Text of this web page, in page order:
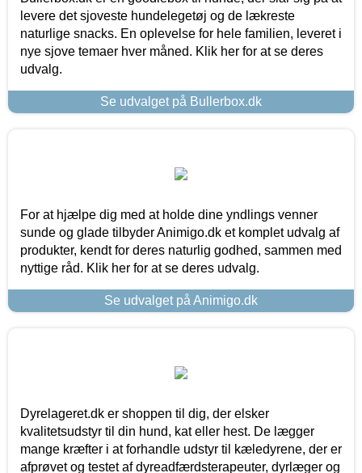
levere det sjoveste hundelegetøj og de lækreste
naturlige snacks. En oplevelse for hele familien, leveret i
nye sjove temaer hver måned. Klik her for at se deres
udvalg.
Se udvalget på Bullerbox.dk
For at hjælpe dig med at holde dine yndlings venner
sunde og glade tilbyder Animigo.dk et komplet udvalg af
produkter, kendt for deres naturlig godhed, sammen med
nyttige råd. Klik her for at se deres udvalg.
Se udvalget på Animigo.dk
Dyrelageret.dk er shoppen til dig, der elsker
kvalitetsudstyr til din hund, kat eller hest. De lægger
mange kræfter i at forhandle udstyr til kæledyrene, der er
afprøvet og testet af dyreadfærdsterapeuter, dyrlæger og